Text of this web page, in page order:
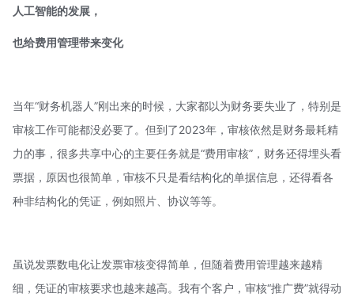
人工智能的发展，
也给费用管理带来变化
当年“财务机器人”刚出来的时候，大家都以为财务要失业了，特别是
审核工作可能都没必要了。但到了2023年，审核依然是财务最耗精
力的事，很多共享中心的主要任务就是“费用审核”，财务还得埋头看
票据，原因也很简单，审核不只是看结构化的单据信息，还得看各
种非结构化的凭证，例如照片、协议等等。
虽说发票数电化让发票审核变得简单，但随着费用管理越来越精
细，凭证的审核要求也越来越高。我有个客户，审核“推广费”就得动